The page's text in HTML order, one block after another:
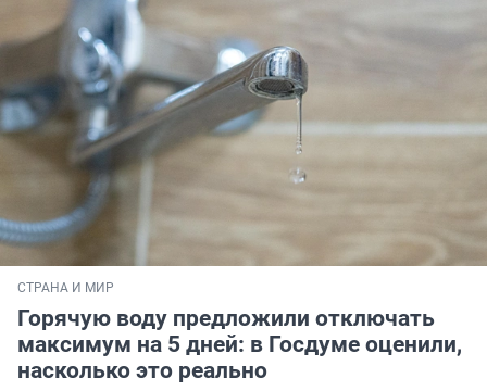
СТРАНА И МИР
Горячую воду предложили отключать
максимум на 5 дней: в Госдуме оценили,
насколько это реально